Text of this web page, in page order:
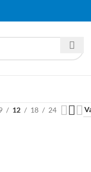
12 18 24